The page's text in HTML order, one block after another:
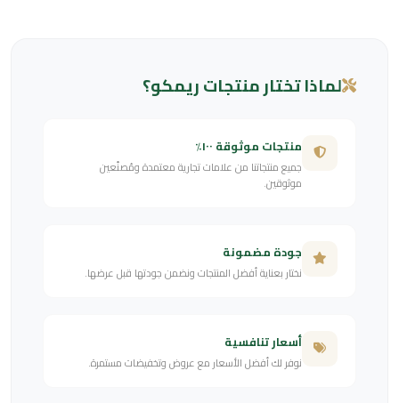
لماذا تختار منتجات ريمكو؟
منتجات موثوقة ١٠٠٪
جميع منتجاتنا من علامات تجارية معتمدة ومُصنّعين
موثوقين.
جودة مضمونة
نختار بعناية أفضل المنتجات ونضمن جودتها قبل عرضها.
أسعار تنافسية
نوفر لك أفضل الأسعار مع عروض وتخفيضات مستمرة.